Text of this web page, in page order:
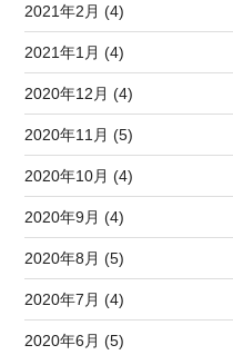
2021年2月 (4)
2021年1月 (4)
2020年12月 (4)
2020年11月 (5)
2020年10月 (4)
2020年9月 (4)
2020年8月 (5)
2020年7月 (4)
2020年6月 (5)